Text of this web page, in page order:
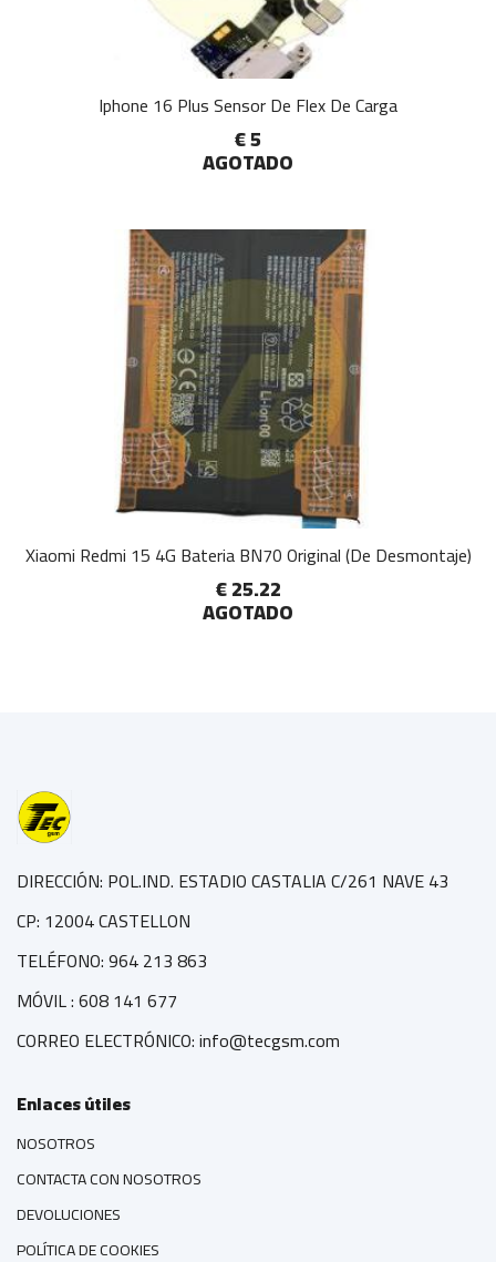
Iphone 16 Plus Sensor De Flex De Carga
€ 5
AGOTADO
Xiaomi Redmi 15 4G Bateria BN70 Original (De Desmontaje)
€ 25.22
AGOTADO
DIRECCIÓN: POL.IND. ESTADIO CASTALIA C/261 NAVE 43
CP: 12004 CASTELLON
TELÉFONO: 964 213 863
MÓVIL : 608 141 677
CORREO ELECTRÓNICO: info@tecgsm.com
Enlaces útiles
NOSOTROS
CONTACTA CON NOSOTROS
DEVOLUCIONES
POLÍTICA DE COOKIES